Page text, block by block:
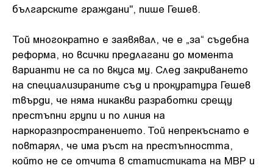
българските граждани", пише Гешев.
Той многократно е заявявал, че е „за“ съдебна
реформа, но всички предлагани до момента
варианти не са по вкуса му. След закриването
на специализираните съд и прокуратура Гешев
твърди, че няма никакви разработки срещу
престъпни групи и по линия на
наркоразпространението. Той непрекъснато е
повтарял, че има ръст на престъпността,
който не се отчита в статистиката на МВР и